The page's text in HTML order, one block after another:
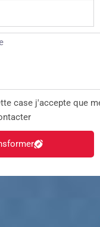
case j'accepte que